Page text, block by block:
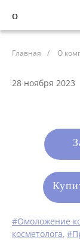
Главная / О
28 ноября 2023
#Омоложение
косметолога,